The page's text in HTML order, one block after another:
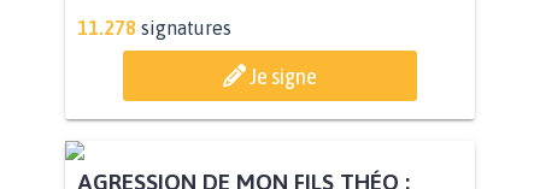
11.278 signatures
Je signe